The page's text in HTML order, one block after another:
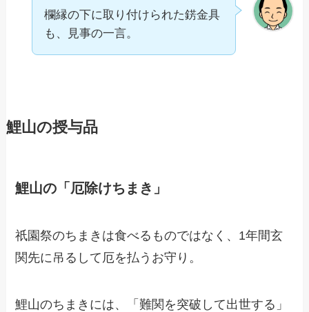
欄縁の下に取り付けられた錺金具
も、見事の一言。
鯉山の授与品
鯉山の「厄除けちまき」
祇園祭のちまきは食べるものではなく、1年間玄
関先に吊るして厄を払うお守り。
鯉山のちまきには、「難関を突破して出世する」